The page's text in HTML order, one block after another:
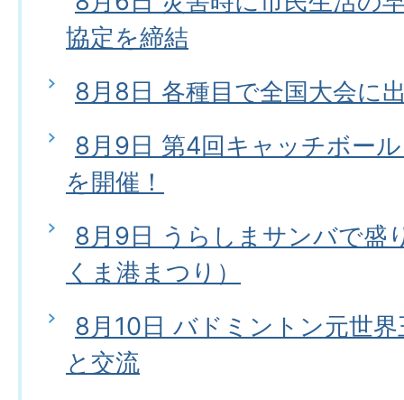
協定を締結
8月8日 各種目で全国大会に
8月9日 第4回キャッチボー
を開催！
8月9日 うらしまサンバで盛
くま港まつり）
8月10日 バドミントン元世
と交流